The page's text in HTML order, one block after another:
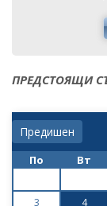
ПРЕДСТОЯЩИ
Предишен
По Вт
3
4